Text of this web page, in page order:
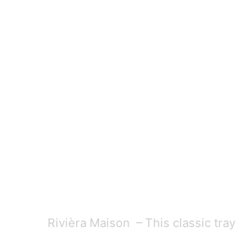
Rivièra Maison – This classic